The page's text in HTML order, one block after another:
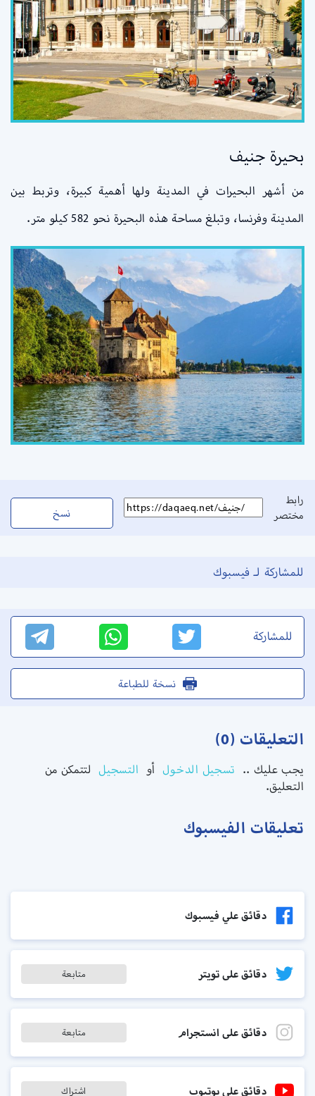
بحيرة جنيف
من أشهر البحيرات في المدينة ولها أهمية كبيرة، وتربط بين
المدينة وفرنسا، وتبلغ مساحة هذه البحيرة نحو 582 كيلو متر.
رابط
مختصر
نسخ
للمشاركة لـ فيسبوك
للمشاركة
نسخة للطباعة
التعليقات (0)
يجب عليك .. تسجيل الدخول أو التسجيل لتتمكن من
التعليق.
تعليقات الفيسبوك
دقائق علي فيسبوك
دقائق على تويتر متابعة
دقائق على انستجرام متابعة
دقائق على يوتيوب اشتراك